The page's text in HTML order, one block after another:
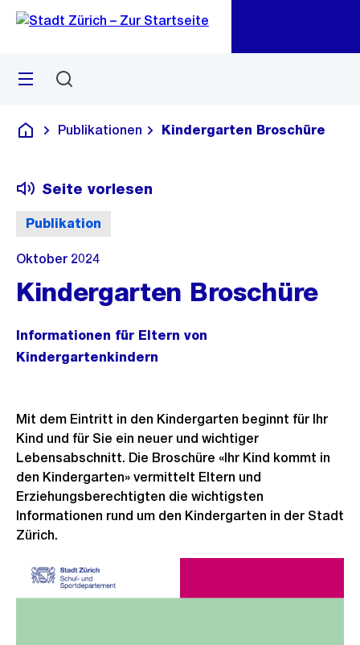
Navigation
Sprunglink
Menü
Deutsch
Publikationen Kindergarten Broschüre
Publikation
Seite vorlesen
Oktober 2024
Kindergarten Broschüre
Informationen für Eltern von
Kindergartenkindern
Mit dem Eintritt in den Kindergarten beginnt für Ihr
Kind und für Sie ein neuer und wichtiger
Lebensabschnitt. Die Broschüre «Ihr Kind kommt in
den Kindergarten» vermittelt Eltern und
Erziehungsberechtigten die wichtigsten
Informationen rund um den Kindergarten in der Stadt
Zürich.